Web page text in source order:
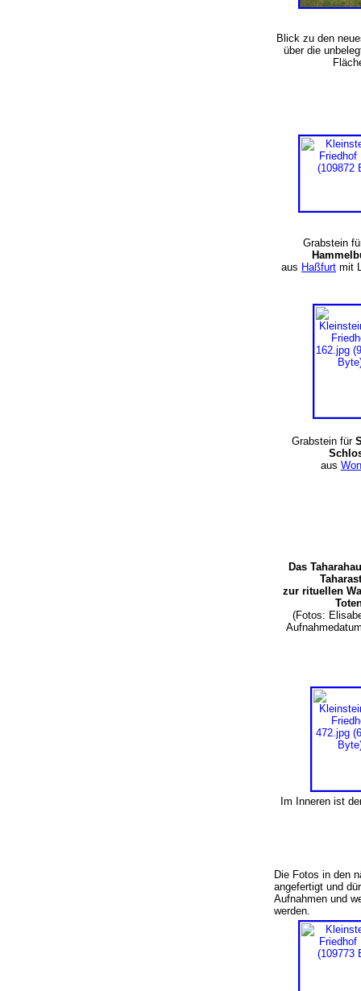
Blick zu den
über die
Grabstein
aus Haßfurt mit
Grabstein für
aus
Das
zur rituellen
(Fotos:
Im Inneren ist
Die Fotos in den
angefertigt und
Aufnahmen und
werden.